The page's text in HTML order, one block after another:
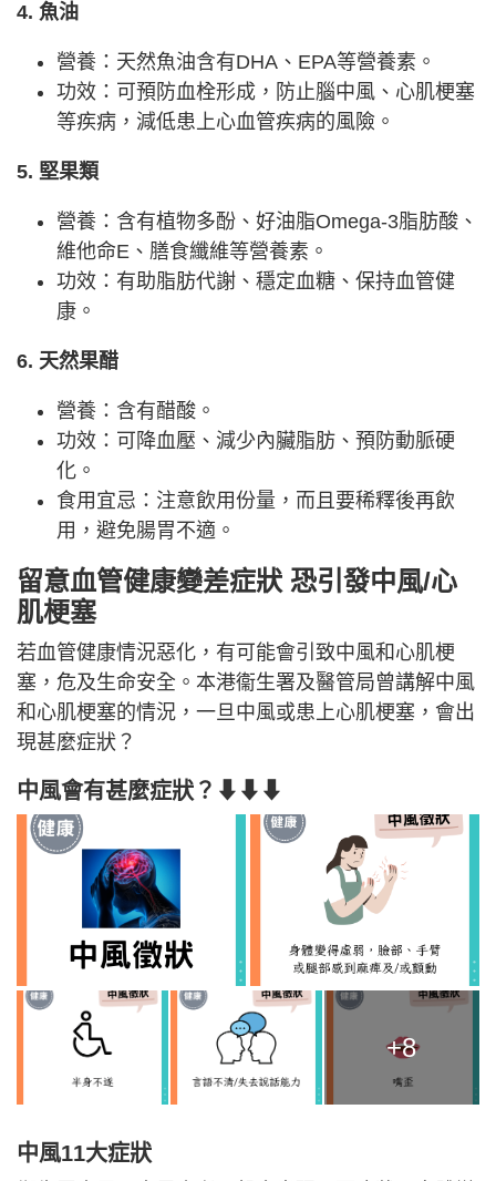
4. 魚油
營養：天然魚油含有DHA、EPA等營養素。
功效：可預防血栓形成，防止腦中風、心肌梗塞
等疾病，減低患上心血管疾病的風險。
5. 堅果類
營養：含有植物多酚、好油脂Omega-3脂肪酸、
維他命E、膳食纖維等營養素。
功效：有助脂肪代謝、穩定血糖、保持血管健
康。
6. 天然果醋
營養：含有醋酸。
功效：可降血壓、減少內臟脂肪、預防動脈硬
化。
食用宜忌：注意飲用份量，而且要稀釋後再飲
用，避免腸胃不適。
留意血管健康變差症狀 恐引發中風/心
肌梗塞
若血管健康情況惡化，有可能會引致中風和心肌梗
塞，危及生命安全。本港衞生署及醫管局曾講解中風
和心肌梗塞的情況，一旦中風或患上心肌梗塞，會出
現甚麼症狀？
中風會有甚麼症狀？⬇⬇⬇
+8
中風11大症狀